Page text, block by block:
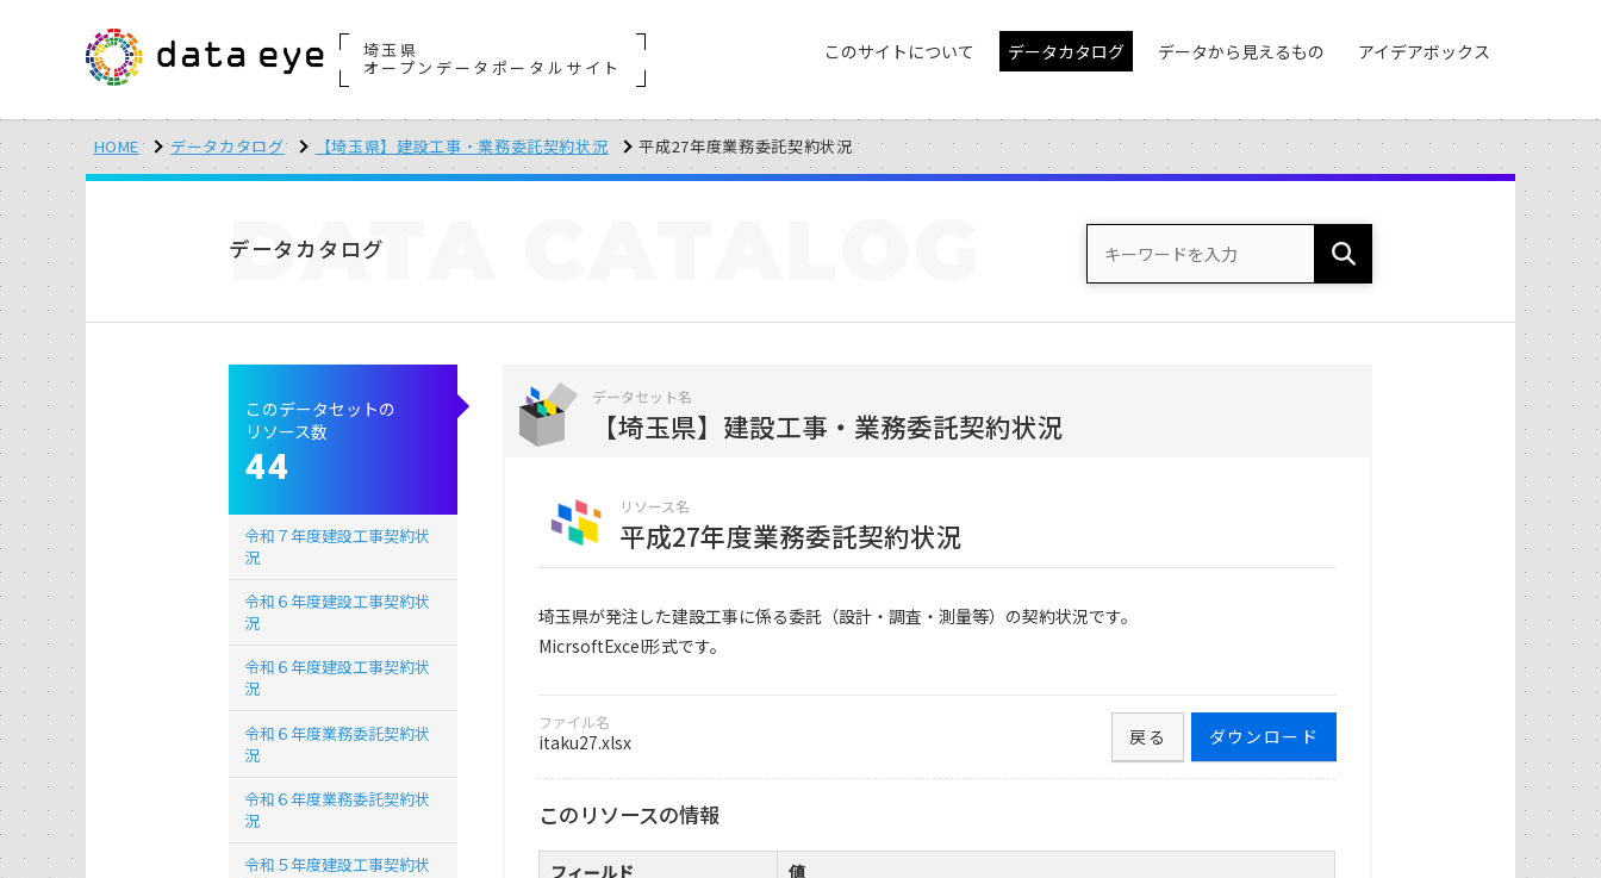
埼玉県
オープンデータポータルサイト
このサイトについて データカタログ データから見えるもの アイデアボックス
HOME データカタログ 【埼玉県】建設工事・業務委託契約状況 平成27年度業務委託契約状況
データカタログ
DATA
データセット名
【埼玉県】建設工事・業務委託契約状況
リソース名
平成27年度業務委託契約状況
埼玉県が発注した建設工事に係る委託（設計・調査・測量等）の契約状況です。
MicrsoftExcel形式です。
ファイル名
itaku27.xlsx ダウンロード
戻る
このリソースの情報
フィールド
値
このデータセットの
リソース数
44
令和７年度建設工事契約状
況
令和６年度建設工事契約状
況
令和６年度建設工事契約状
況
令和６年度業務委託契約状
況
令和６年度業務委託契約状
況
令和５年度建設工事契約状